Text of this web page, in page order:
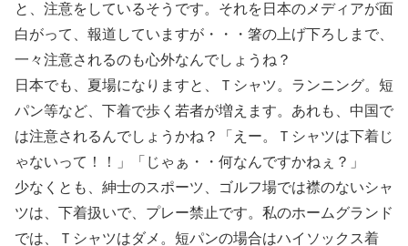
と、注意をしているそうです。それを日本のメディアが面
白がって、報道していますが・・・箸の上げ下ろしまで、
一々注意されるのも心外なんでしょうね？
日本でも、夏場になりますと、Ｔシャツ。ランニング。短
パン等など、下着で歩く若者が増えます。あれも、中国で
は注意されるんでしょうかね？「えー。Ｔシャツは下着じ
ゃないって！！」「じゃぁ・・何なんですかねぇ？」
少なくとも、紳士のスポーツ、ゴルフ場では襟のないシャ
ツは、下着扱いで、プレー禁止です。私のホームグランド
では、Ｔシャツはダメ。短パンの場合はハイソックス着